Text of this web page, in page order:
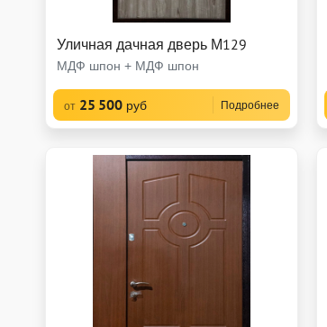
Уличная дачная дверь М129
МДФ шпон + МДФ шпон
от 25 500 руб Подробнее